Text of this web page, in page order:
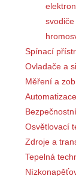
Spínací
Ovladače a
Měření a
Osvětlovací
Zdroje a
Tepelná